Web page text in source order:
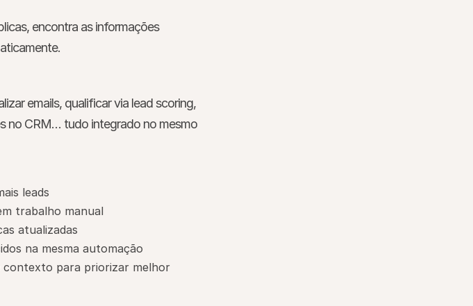
encontra as informações
emails, qualificar via lead scoring,
no CRM… tudo integrado no mesmo
leads
trabalho manual
atualizadas
na mesma automação
para priorizar melhor